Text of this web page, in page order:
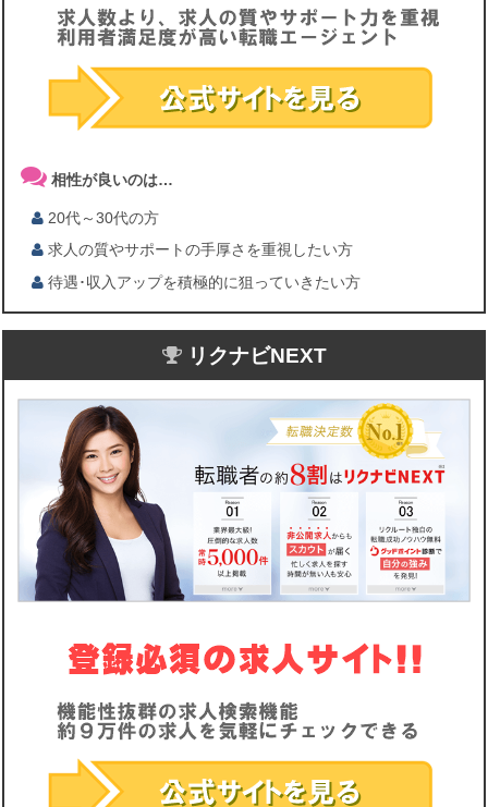
相性が良いのは…
20代～30代の方
求人の質やサポートの手厚さを重視したい方
待遇･収入アップを積極的に狙っていきたい方
リクナビNEXT